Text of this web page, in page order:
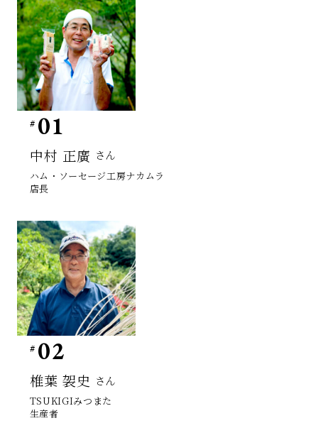
01
中村 正廣 さん
ハム・ソーセージ工房ナカムラ
店長
02
椎葉 袈史 さん
TSUKIGIみつまた
生産者